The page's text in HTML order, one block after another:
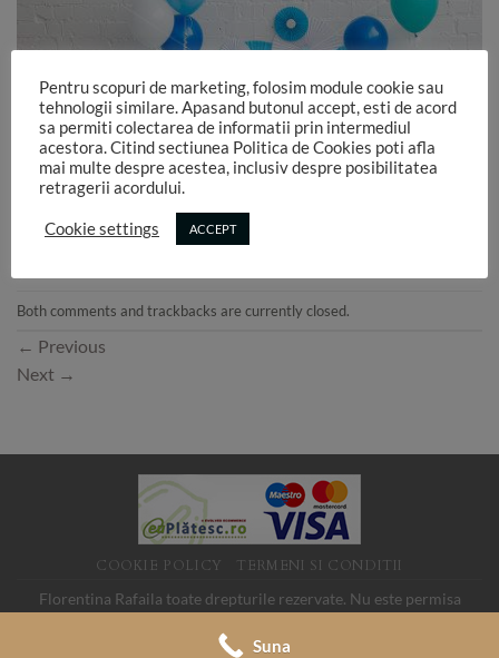
Both comments and trackbacks are currently closed.
← Previous
Next →
COOKIE POLICY TERMENI SI CONDITII
Florentina Rafaila toate drepturile rezervate. Nu este permisa
SRL, CUI 19088705
Pentru scopuri de marketing, folosim module cookie sau
tehnologii similare. Apasand butonul accept, esti de acord
sa permiti colectarea de informatii prin intermediul
acestora. Citind sectiunea Politica de Cookies poti afla
mai multe despre acestea, inclusiv despre posibilitatea
retragerii acordului.
Cookie settings ACCEPT
Suna